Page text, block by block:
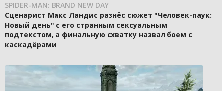
SPIDER-MAN: BRAND NEW DAY
Сценарист Макс Ландис разнёс сюжет "Человек-паук:
Новый день" с его странным сексуальным
подтекстом, а финальную схватку назвал боем с
каскадёрами